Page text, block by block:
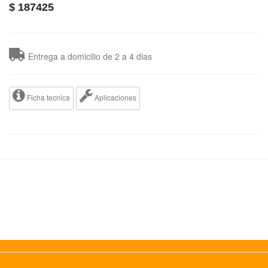
$ 187425
Entrega a domicilio de 2 a 4 dias
Ficha tecnica Aplicaciones